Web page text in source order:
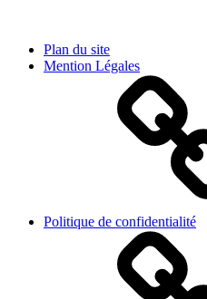
Plan du site
Mention Légales
Politique de confidentialité